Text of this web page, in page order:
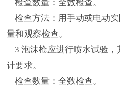
检查数量：全数检查。
检查方法：用手动或电动
量和观察检查。
3 泡沫枪应进行喷水试验，
计要求。
检查数量：全数检查。